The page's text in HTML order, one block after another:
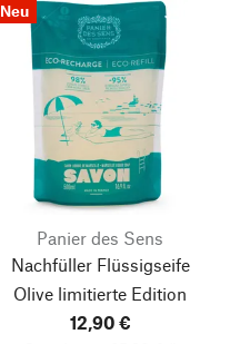
Neu
Panier des Sens
Nachfüller Flüssigseife
Olive limitierte Edition
12,90 €